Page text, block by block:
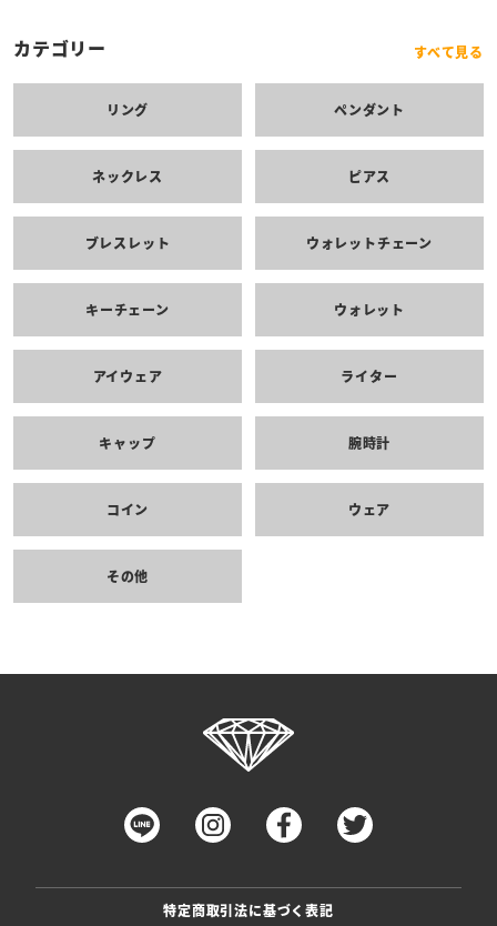
カテゴリー すべて見る
リング ペンダント
ネックレス ピアス
ブレスレット ウォレットチェーン
キーチェーン ウォレット
アイウェア ライター
キャップ 腕時計
コイン ウェア
その他
特定商取引法に基づく表記